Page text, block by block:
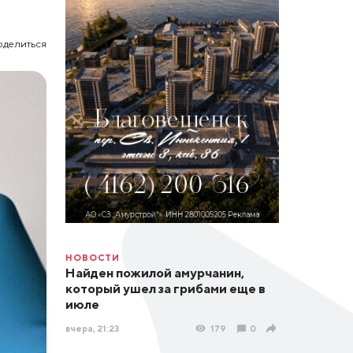
НОВОСТИ
Найден пожилой амурчанин,
который ушел за грибами еще в
июле
вчера, 21:23 179 0